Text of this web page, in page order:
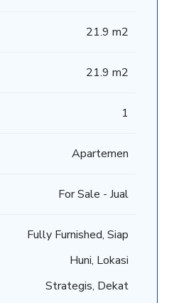
21.9 m2
21.9 m2
1
Apartemen
For Sale - Jual
Fully Furnished, Siap
Huni, Lokasi
Strategis, Dekat